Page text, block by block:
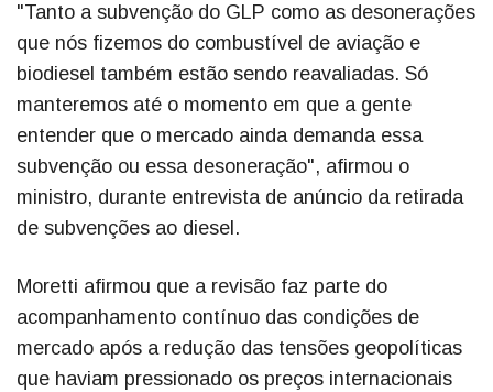
"Tanto a subvenção do GLP como as desonerações
que nós fizemos do combustível de aviação e
biodiesel também estão sendo reavaliadas. Só
manteremos até o momento em que a gente
entender que o mercado ainda demanda essa
subvenção ou essa desoneração", afirmou o
ministro, durante entrevista de anúncio da retirada
de subvenções ao diesel.
Moretti afirmou que a revisão faz parte do
acompanhamento contínuo das condições de
mercado após a redução das tensões geopolíticas
que haviam pressionado os preços internacionais